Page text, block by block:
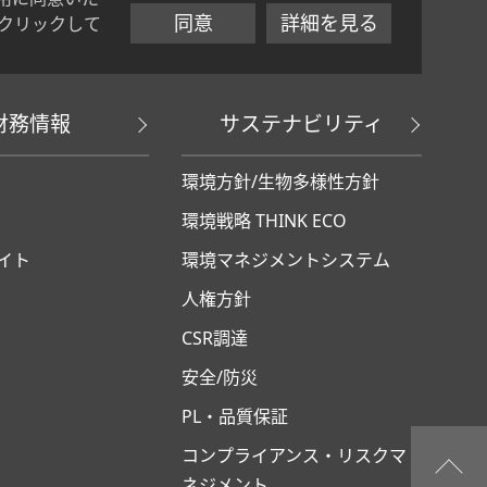
リックして
同意 詳細を見る
務情報
ト
サステナビリティ
環境方針/生物多様性方針
環境戦略 THINK ECO
環境マネジメントシステム
人権方針
CSR調達
安全/防災
PL・品質保証
コンプライアンス・リスクマ